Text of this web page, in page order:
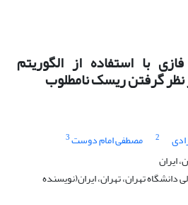
با استفاده از الگوریتم
گرفتن ریسک نامطلوب
2 مصطفی امام دوست3
ایران
تهران، تهران، ایران(نویسنده